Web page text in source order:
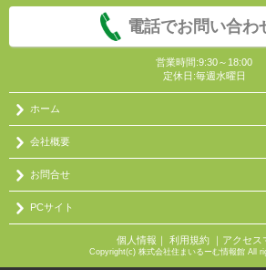
電話でお問い合わ
営業時間:9:30～18:00
定休日:毎週水曜日
ホーム
会社概要
お問合せ
PCサイト
個人情報 ｜ 利用規約｜ アクセス
Copyright(c) 株式会社住まいるーむ情報館 All